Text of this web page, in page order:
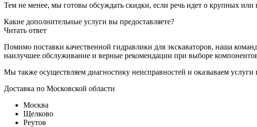
Тем не менее, мы готовы обсуждать скидки, если речь идет о крупных
Какие дополнительные услуги вы предоставляете?
Читать ответ
Помимо поставки качественной гидравлики для экскаваторов, наша
наилучшее обслуживание и верные рекомендации при выборе
Мы также осуществляем диагностику неисправностей и оказываем
Доставка по Московской области
Москва
Щелково
Реутов